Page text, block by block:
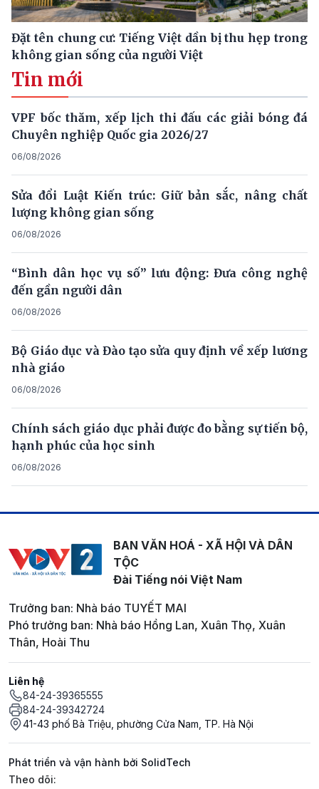
Đặt tên chung cư: Tiếng Việt dần bị thu hẹp trong
không gian sống của người Việt
Tin mới
VPF bốc thăm, xếp lịch thi đấu các giải bóng đá
Chuyên nghiệp Quốc gia 2026/27
06/08/2026
Sửa đổi Luật Kiến trúc: Giữ bản sắc, nâng chất
lượng không gian sống
06/08/2026
“Bình dân học vụ số” lưu động: Đưa công nghệ
đến gần người dân
06/08/2026
Bộ Giáo dục và Đào tạo sửa quy định về xếp lương
nhà giáo
06/08/2026
Chính sách giáo dục phải được đo bằng sự tiến bộ,
hạnh phúc của học sinh
06/08/2026
BAN VĂN HOÁ - XÃ HỘI VÀ DÂN
TỘC
Đài Tiếng nói Việt Nam
Trưởng ban: Nhà báo TUYẾT MAI
Phó trưởng ban: Nhà báo Hồng Lan, Xuân Thọ, Xuân
Thân, Hoài Thu
Liên hệ
84-24-39365555
84-24-39342724
41-43 phố Bà Triệu, phường Cửa Nam, TP. Hà Nội
Phát triển và vận hành bởi SolidTech
Mạng xã hội
Theo dõi: